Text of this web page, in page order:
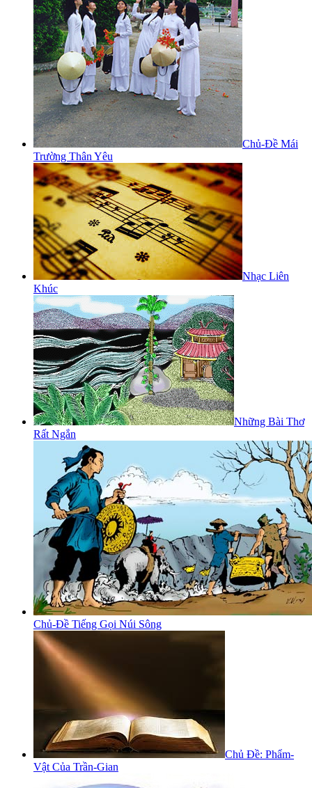
Chủ-Đề Mái
Trường Thân Yêu
Nhạc Liên
Khúc
Những Bài Thơ
Rất Ngắn
Chủ-Đề Tiếng Gọi Núi Sông
Chủ Đề: Phẩm-
Vật Của Trần-Gian